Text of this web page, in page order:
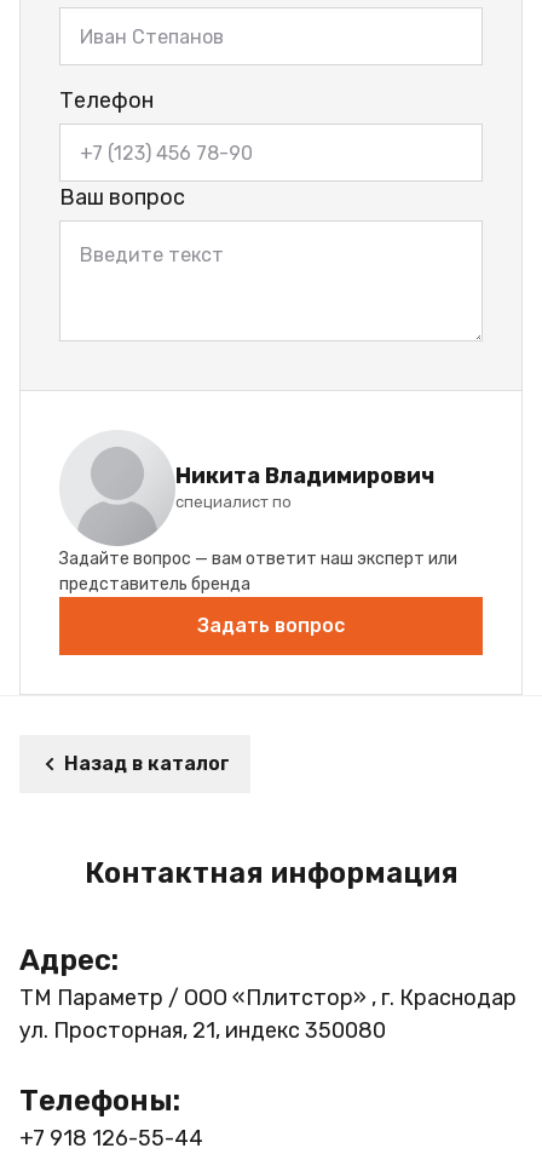
Телефон
Ваш вопрос
Никита Владимирович
специалист по
Задайте вопрос — вам ответит наш эксперт или
представитель бренда
Задать вопрос
Назад в каталог
Контактная информация
Адрес:
ТМ Параметр / ООО «Плитстор» , г. Краснодар
ул. Просторная, 21, индекс 350080
Телефоны:
+7 918 126-55-44